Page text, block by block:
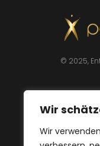
Wir
Wir
© 2025,